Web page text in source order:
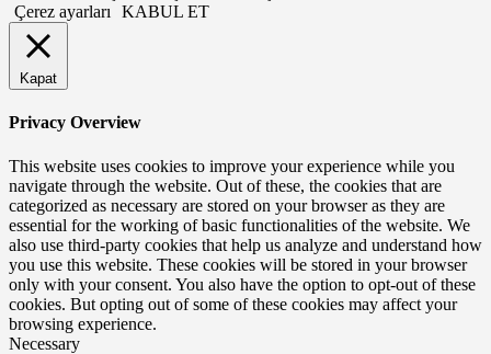
Çerez ayarları
KABUL ET
Kapat
Privacy Overview
This website uses cookies to improve your experience while you
navigate through the website. Out of these, the cookies that are
categorized as necessary are stored on your browser as they are
essential for the working of basic functionalities of the website. We
also use third-party cookies that help us analyze and understand how
you use this website. These cookies will be stored in your browser
only with your consent. You also have the option to opt-out of these
cookies. But opting out of some of these cookies may affect your
browsing experience.
Necessary